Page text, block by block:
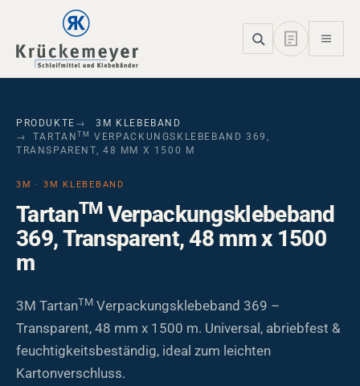
Skip to main navigation
Skip to main content
Skip to page footer
PRODUKTE
3M KLEBEBAND
TARTAN TM
VERPACKUNGSKLEBEBAND 369,
TRANSPARENT, 48 MM X 1500 M
3M · 3M KLEBEBAND
TartanTMVerpackungsklebeband
369, Transparent, 48 mm x 1500
m
3M TartanTM Verpackungsklebeband 369 –
Transparent, 48 mm x 1500 m. Universal, abriebfest &
feuchtigkeitsbeständig, ideal zum leichten
Kartonverschluss.